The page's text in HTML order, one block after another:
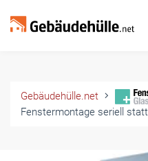
Gebäudehülle.net
Fenstermontage seriell statt